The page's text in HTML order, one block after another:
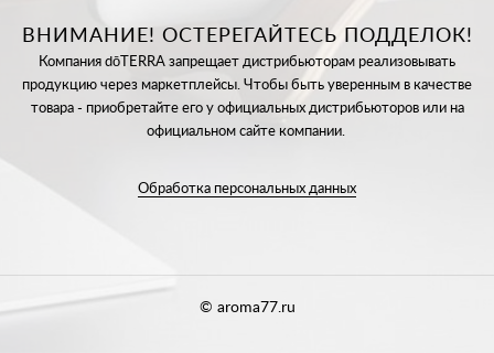
ВНИМАНИЕ! ОСТЕРЕГАЙТЕСЬ ПОДДЕЛОК!
Компания dōTERRA запрещает дистрибьюторам реализовывать
продукцию через маркетплейсы. Чтобы быть уверенным в качестве
товара - приобретайте его у официальных дистрибьюторов или на
официальном сайте компании.
Обработка персональных данных
© aroma77.ru